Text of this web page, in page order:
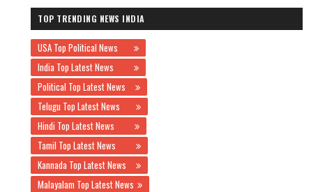
TOP TRENDING NEWS INDIA
USA Top Political News
India Top Latest News
Political Top Latest News
Telugu Top Latest News
Hindi Top Latest News
Tamil Top Latest News
Kannada Top Latest News
Malayalam Top Latest News